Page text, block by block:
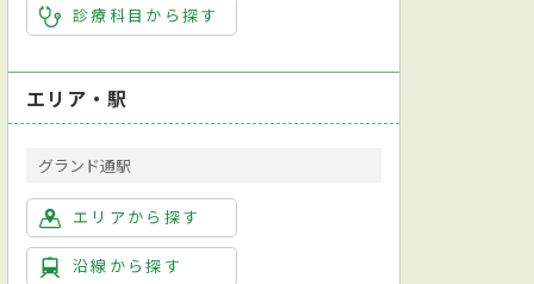
診療科目から探す
エリア・駅
グランド通駅
エリアから探す
沿線から探す